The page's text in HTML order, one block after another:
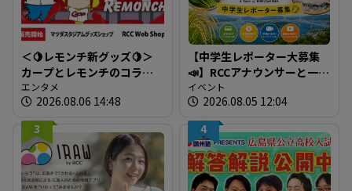
＜🍋レモンチ新グッズ🍋＞
カープとレモンチのコラボ
グッズが登場！
エンタメ
2026.08.06 14:48
【中学生レポーター大募集
📣】RCCアナウンサーと一緒
に「広島の食」の現場を取
材しよう！
イベント
2026.08.05 12:04
3
4